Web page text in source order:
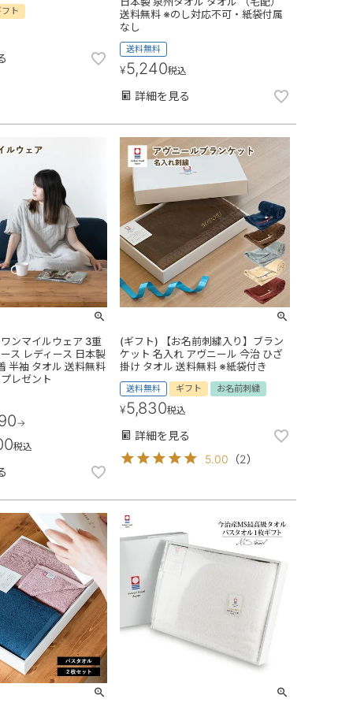
ト
送料無料 ※のし対応不可・紙袋付属
なし
送料無料
¥5,240税込
詳細を見る
ンマイルウェア 3重
ス レディース 日本製
半袖 タオル 送料無料
レゼント
→
税込
(ギフト) 【お名前刺繍入り】ブラン
ケット 名入れ アヴニール 今治 ひざ
掛け タオル 送料無料 ※紙袋付き
送料無料 ギフト お名前刺繍
¥5,830税込
詳細を見る
5.00 （2）